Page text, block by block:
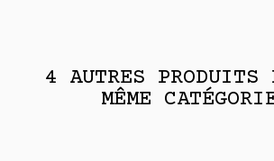
4 AUTRES PRODUITS
MÊME